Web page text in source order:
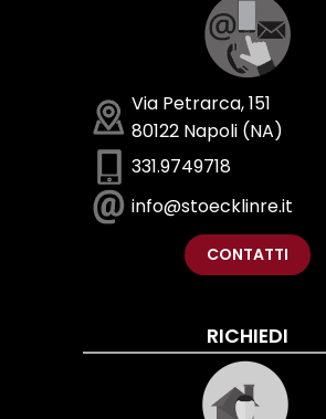
Via Petrarca, 151
80122 Napoli (NA)
331.9749718
info@stoecklinre.it
CONTATTI
RICHIEDI